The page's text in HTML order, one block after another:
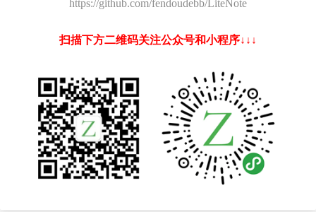
https://github.com/fendoudebb/LiteNote
扫描下方二维码关注公众号和小程序↓↓↓